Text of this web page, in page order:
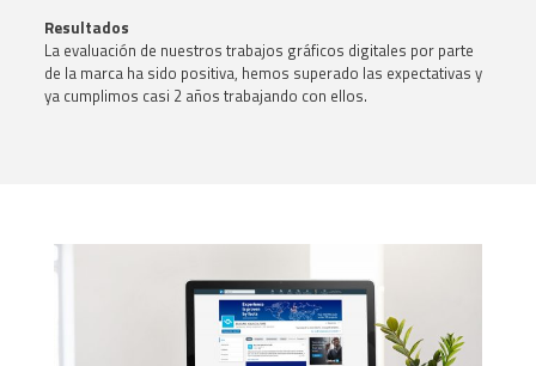
Resultados
La evaluación de nuestros trabajos gráficos digitales por parte
de la marca ha sido positiva, hemos superado las expectativas y
ya cumplimos casi 2 años trabajando con ellos.